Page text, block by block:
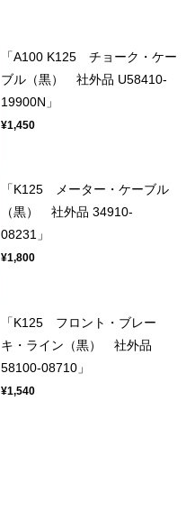
「A100 K125 チョーク・ケー
ブル（黒） 社外品 U58410-
19900N」
¥1,450
「K125 メーター・ケーブル
（黒） 社外品 34910-
08231」
¥1,800
「K125 フロント・ブレー
キ・ライン（黒） 社外品
58100-08710」
¥1,540